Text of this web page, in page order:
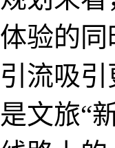
验的
流吸
文旅“